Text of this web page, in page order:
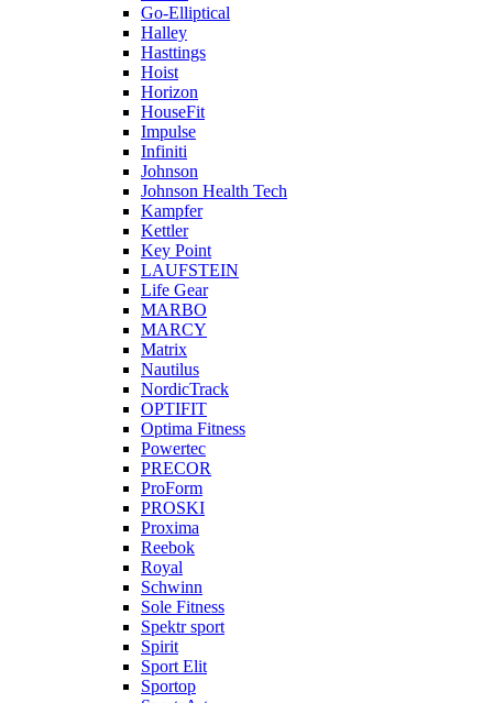
Go-Elliptical
Halley
Hasttings
Hoist
Horizon
HouseFit
Impulse
Infiniti
Johnson
Johnson Health Tech
Kampfer
Kettler
Key Point
LAUFSTEIN
Life Gear
MARBO
MARCY
Matrix
Nautilus
NordicTrack
OPTIFIT
Optima Fitness
Powertec
PRECOR
ProForm
PROSKI
Proxima
Reebok
Royal
Schwinn
Sole Fitness
Spektr sport
Spirit
Sport Elit
Sportop